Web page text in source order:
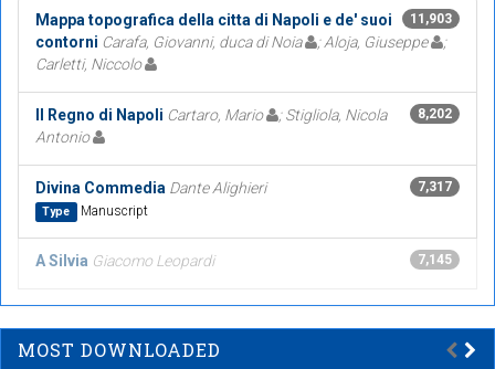
11,903
Mappa topografica della citta di Napoli e de' suoi
contorni Carafa, Giovanni, duca di Noia ; Aloja, Giuseppe
;
Carletti, Niccolo
8,202
Il Regno di Napoli Cartaro, Mario
; Stigliola, Nicola
Antonio
7,317
Divina Commedia Dante Alighieri
Type Manuscript
7,145
A Silvia Giacomo Leopardi
MOST DOWNLOADED